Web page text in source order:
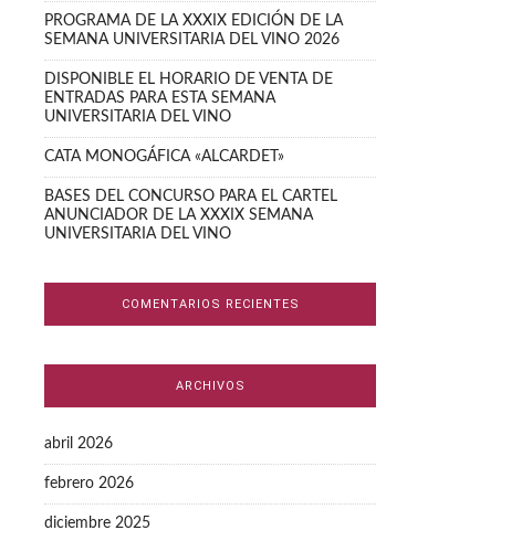
PROGRAMA DE LA XXXIX EDICIÓN DE LA
SEMANA UNIVERSITARIA DEL VINO 2026
DISPONIBLE EL HORARIO DE VENTA DE
ENTRADAS PARA ESTA SEMANA
UNIVERSITARIA DEL VINO
CATA MONOGÁFICA «ALCARDET»
BASES DEL CONCURSO PARA EL CARTEL
ANUNCIADOR DE LA XXXIX SEMANA
UNIVERSITARIA DEL VINO
COMENTARIOS RECIENTES
ARCHIVOS
abril 2026
febrero 2026
diciembre 2025